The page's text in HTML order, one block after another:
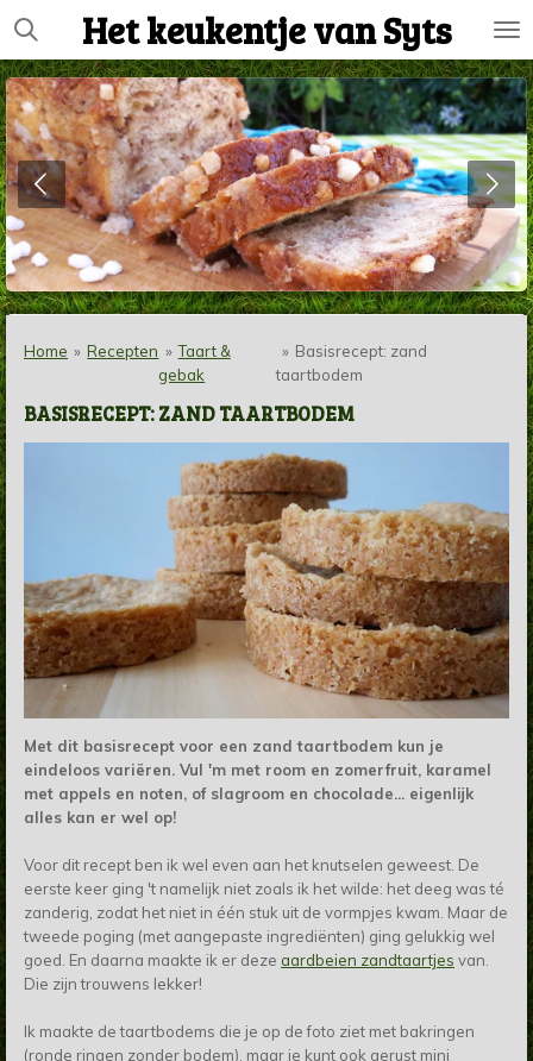
Ga
direct
naar
de
hoofdinhoud
Het keukentje van Syts
Home » Recepten » Taart &
gebak
» Basisrecept: zand
taartbodem
BASISRECEPT: ZAND TAARTBODEM
Met dit basisrecept voor een zand taartbodem kun je
eindeloos variëren. Vul 'm met room en zomerfruit, karamel
met appels en noten, of slagroom en chocolade... eigenlijk
alles kan er wel op!
Voor dit recept ben ik wel even aan het knutselen geweest. De
eerste keer ging 't namelijk niet zoals ik het wilde: het deeg was té
zanderig, zodat het niet in één stuk uit de vormpjes kwam. Maar de
tweede poging (met aangepaste ingrediënten) ging gelukkig wel
goed. En daarna maakte ik er deze aardbeien zandtaartjes van.
Die zijn trouwens lekker!
Ik maakte de taartbodems die je op de foto ziet met bakringen
(ronde ringen zonder bodem), maar je kunt ook gerust mini